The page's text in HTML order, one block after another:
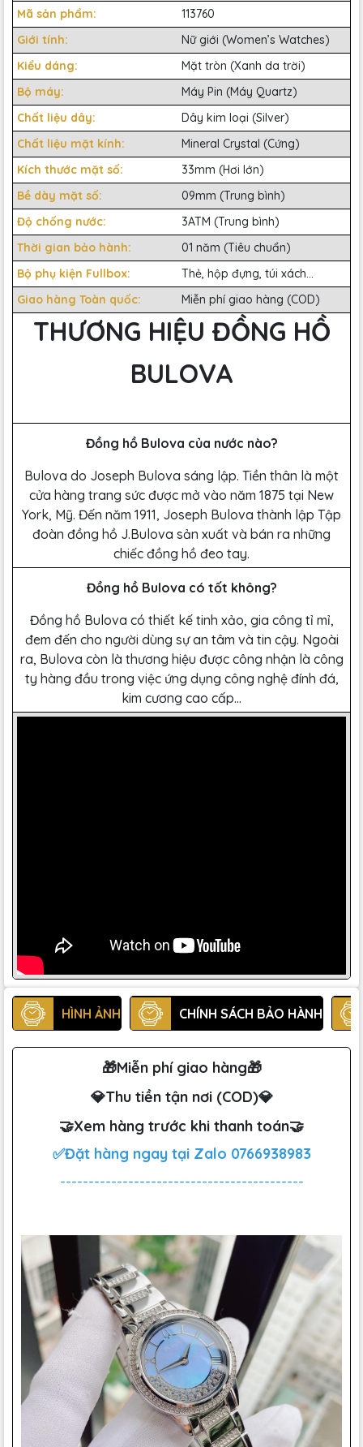
Mã sản phẩm:
113760
Giới tính:
Nữ giới (Women’s Watches)
Kiểu dáng:
Mặt tròn (Xanh da trời)
Bộ máy:
Máy Pin (Máy Quartz)
Chất liệu dây:
Dây kim loại (Silver)
Chất liệu mặt kính:
Mineral Crystal (Cứng)
Kích thước mặt số:
33mm (Hơi lớn)
Bề dày mặt số:
09mm (Trung bình)
Độ chống nước:
3ATM (Trung bình)
Thời gian bảo hành:
01 năm (Tiêu chuẩn)
Bộ phụ kiện Fullbox:
Thẻ, hộp đựng, túi xách...
Giao hàng Toàn quốc:
Miễn phí giao hàng (COD)
THƯƠNG HIỆU ĐỒNG HỒ
BULOVA
Đồng hồ Bulova của nước nào?
Bulova do Joseph Bulova sáng lập. Tiền thân là một
cửa hàng trang sức được mở vào năm 1875 tại New
York, Mỹ. Đến năm 1911, Joseph Bulova thành lập Tập
đoàn đồng hồ J.Bulova sản xuất và bán ra những
chiếc đồng hồ đeo tay.
Đồng hồ Bulova có tốt không?
Đồng hồ Bulova có thiết kế tinh xảo, gia công tỉ mỉ,
đem đến cho người dùng sự an tâm và tin cậy. Ngoài
ra, Bulova còn là thương hiệu được công nhận là công
ty hàng đầu trong việc ứng dụng công nghệ đính đá,
kim cương cao cấp...
HÌNH ẢNH CHÍNH SÁCH BẢO HÀNH
🎁Miễn phí giao hàng🎁
💎Thu tiền tận nơi (COD)💎
🤝Xem hàng trước khi thanh toán🤝
✅Đặt hàng ngay tại Zalo 0766938983
-------------------------------------------